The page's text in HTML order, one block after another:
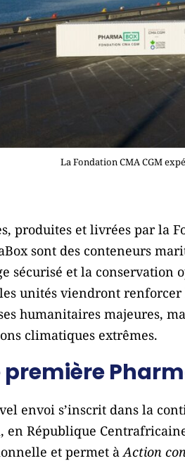
La Fondation CMA CGM
produites et livrées par la
sont des conteneurs
sécurisé et la conservation
unités viendront renforcer
humanitaires majeures,
climatiques extrêmes.
première
envoi s’inscrit dans la
en République
et permet à Action